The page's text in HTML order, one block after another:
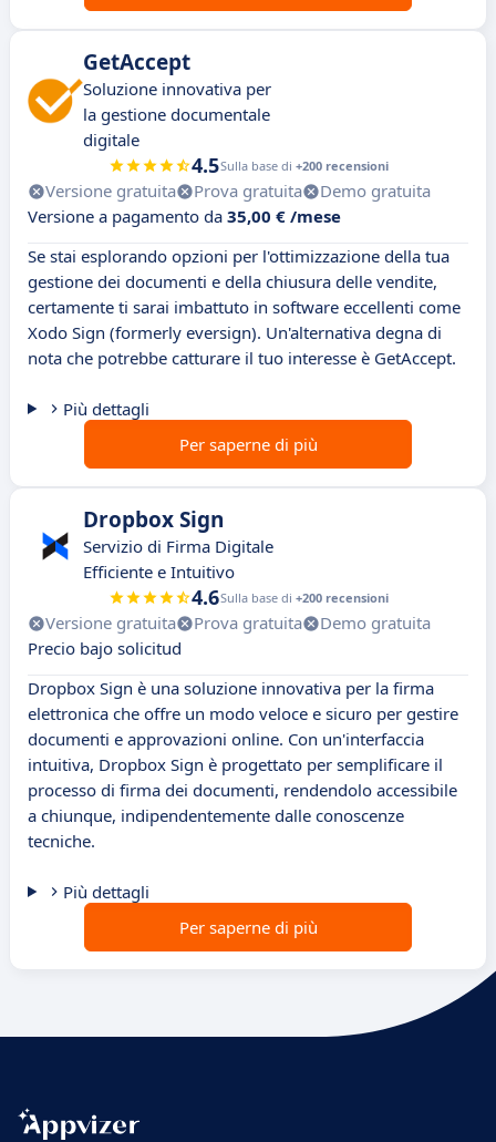
GetAccept
Soluzione innovativa per
la gestione documentale
digitale
4.5Sulla base di +200 recensioni
Versione gratuita Prova gratuita
Demo gratuita
Versione a pagamento da 35,00 € /mese
Se stai esplorando opzioni per l'ottimizzazione della tua
gestione dei documenti e della chiusura delle vendite,
certamente ti sarai imbattuto in software eccellenti come
Xodo Sign (formerly eversign). Un'alternativa degna di
nota che potrebbe catturare il tuo interesse è GetAccept.
Più dettagli
Per saperne di più
Dropbox Sign
Servizio di Firma Digitale
Efficiente e Intuitivo
4.6Sulla base di +200 recensioni
Versione gratuita Prova gratuita
Demo gratuita
Precio bajo solicitud
Dropbox Sign è una soluzione innovativa per la firma
elettronica che offre un modo veloce e sicuro per gestire
documenti e approvazioni online. Con un'interfaccia
intuitiva, Dropbox Sign è progettato per semplificare il
processo di firma dei documenti, rendendolo accessibile
a chiunque, indipendentemente dalle conoscenze
tecniche.
Più dettagli
Per saperne di più